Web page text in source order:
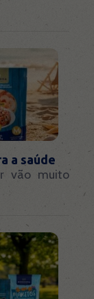
a saúde
vão muito